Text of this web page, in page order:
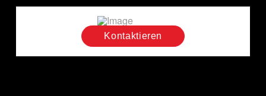
Kontaktieren